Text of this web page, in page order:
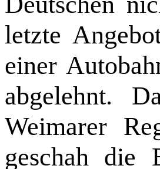
letzte
einer
abgelehnt.
Weimarer
geschah die